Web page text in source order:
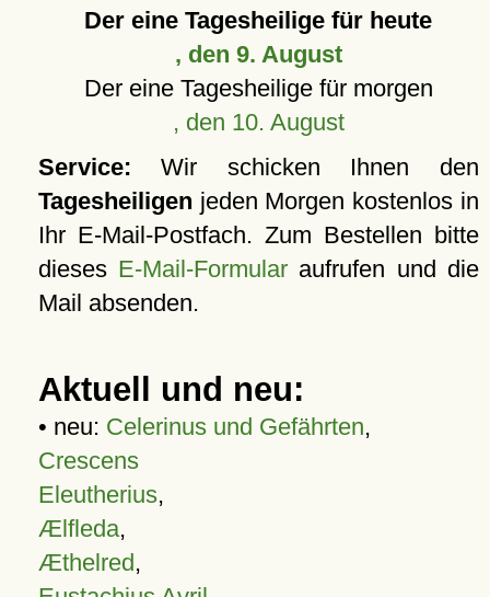
Der eine Tagesheilige für heute
, den 9. August
Der eine Tagesheilige für morgen
, den 10. August
Service: Wir schicken Ihnen den
Tagesheiligen jeden Morgen kostenlos in
Ihr E-Mail-Postfach. Zum Bestellen bitte
dieses E-Mail-Formular aufrufen und die
Mail absenden.
Aktuell und neu:
• neu: Celerinus und Gefährten,
Crescens
Eleutherius,
Ælfleda,
Æthelred,